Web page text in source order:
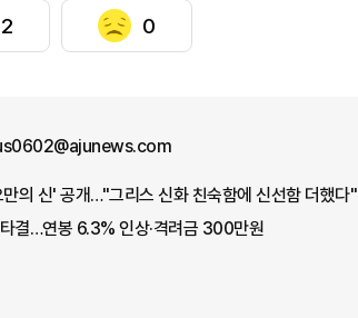
2 0
의 신' 공개…"그리스 신화 친숙함에 신선함 더했다"
결…연봉 6.3% 인상·격려금 300만원